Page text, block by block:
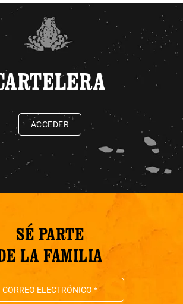
ACCEDER
SÉ PARTE
LA FAMILIA